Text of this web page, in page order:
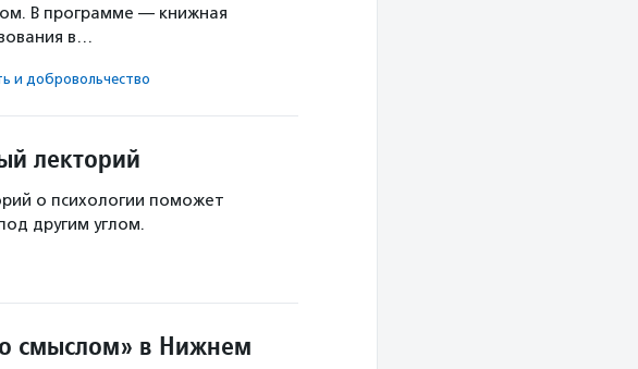
В программе — книжная
в…
и доброволь­чест­во
лекторий
о психологии поможет
другим углом.
смыслом» в Нижнем